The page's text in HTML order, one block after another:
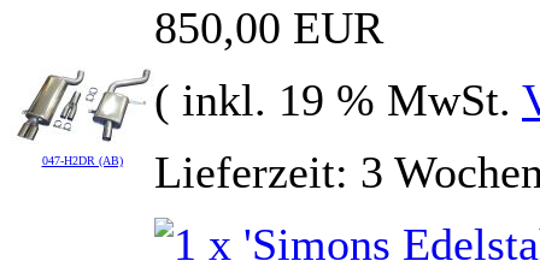
047-H2DR (AB)
850,00 EUR
( inkl. 19 % MwSt.
Lieferzeit: 3